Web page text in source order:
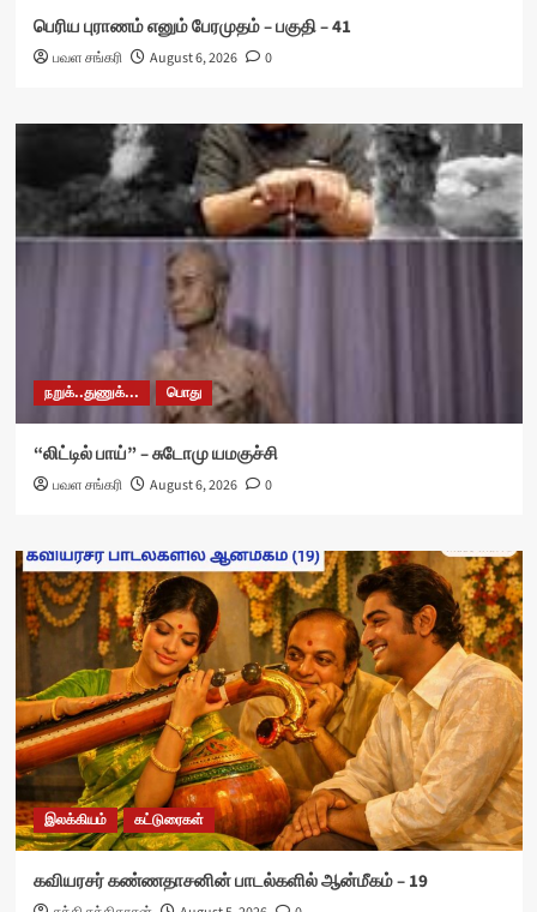
பெரிய புராணம் எனும் பேரமுதம் – பகுதி – 41
பவள சங்கரி August 6, 2026 0
நறுக்..துணுக்... பொது
“லிட்டில் பாய்” – சுடோமு யமகுச்சி
பவள சங்கரி August 6, 2026 0
இலக்கியம் கட்டுரைகள்
கவியரசர் கண்ணதாசனின் பாடல்களில் ஆன்மீகம் – 19